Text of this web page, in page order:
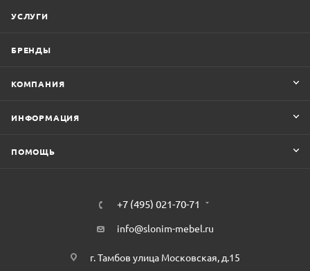
УСЛУГИ
БРЕНДЫ
КОМПАНИЯ
ИНФОРМАЦИЯ
ПОМОЩЬ
+7 (495) 021-70-71
info@slonim-mebel.ru
г. Тамбов улица Московская, д.15